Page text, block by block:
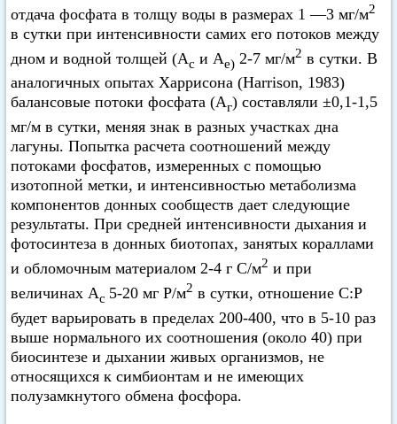
отдача фосфата в толщу воды в размерах 1 —3 мг/м2
в сутки при интенсивности самих его потоков между
дном и водной толщей (Ас и Ае) 2-7 мг/м2 в сутки. В
аналогичных опытах Харрисона (Harrison, 1983)
балансовые потоки фосфата (Аг) составляли ±0,1-1,5
мг/м в сутки, меняя знак в разных участках дна
лагуны. Попытка расчета соотношений между
потоками фосфатов, измеренных с помощью
изотопной метки, и интенсивностью метаболизма
компонентов донных сообществ дает следующие
результаты. При средней интенсивности дыхания и
фотосинтеза в донных биотопах, занятых кораллами
и обломочным материалом 2-4 г С/м2 и при
величинах Ас 5-20 мг Р/м2 в сутки, отношение С:Р
будет варьировать в пределах 200-400, что в 5-10 раз
выше нормального их соотношения (около 40) при
биосинтезе и дыхании живых организмов, не
относящихся к симбионтам и не имеющих
полузамкнутого обмена фосфора.